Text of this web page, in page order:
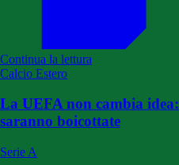
Continua la lettura
Calcio Estero
La UEFA non cambia
saranno boicottate
Serie A